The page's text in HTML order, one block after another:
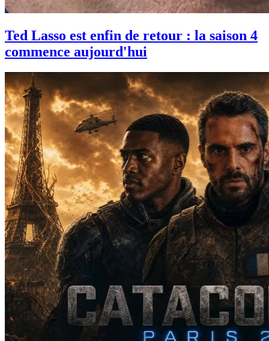
Ted Lasso est enfin de retour : la saison 4
commence aujourd'hui